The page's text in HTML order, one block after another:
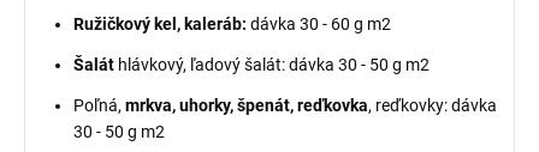
Ružičkový kel, kaleráb: dávka 30 - 60 g m2
Šalát hlávkový, ľadový šalát: dávka 30 - 50 g m2
Poľná, mrkva, uhorky, špenát, reďkovka, reďkovky: dávka
30 - 50 g m2